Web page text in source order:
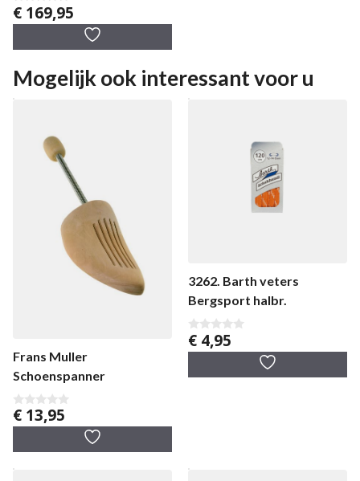
0
v
5
€ 169,95
Mogelijk ook interessant voor u
Frans Muller
Schoenspanner
0
v
€ 13,95
3262. Barth veters
Bergsport halbr.
0
v
€ 4,95